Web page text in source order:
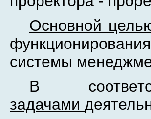
Основной
системы
В
задачами